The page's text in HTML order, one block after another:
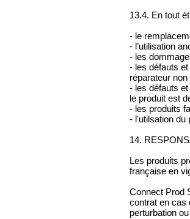
13.4. En tout
- le
- l’utilisation
- les
- les défauts et
réparateur
- les défauts et
le produit est
- les produits
- l'utilsation du
14.
Les produits
française en
Connect Prod
contrat en cas
perturbation